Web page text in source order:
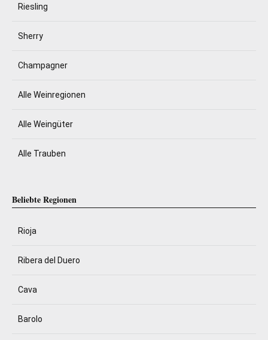
Riesling
Sherry
Champagner
Alle Weinregionen
Alle Weingüter
Alle Trauben
Beliebte Regionen
Rioja
Ribera del Duero
Cava
Barolo